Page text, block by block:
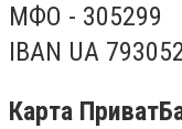
МФО - 305299
IBAN UA
Карта